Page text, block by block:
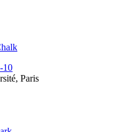
10
Paris